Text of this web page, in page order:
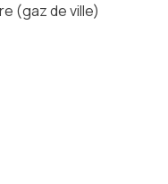
(gaz de ville)